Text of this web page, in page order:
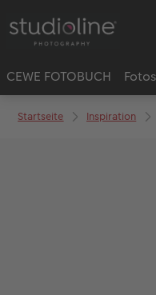
CEWE FOTOBUCH Fotos
Startseite Inspiration